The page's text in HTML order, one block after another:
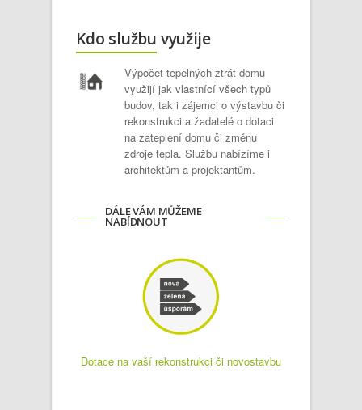
Kdo službu využije
Výpočet tepelných ztrát domu
využijí jak vlastnící všech typů
budov, tak i zájemci o výstavbu či
rekonstrukci a žadatelé o dotaci
na zateplení domu či změnu
zdroje tepla. Službu nabízíme i
architektům a projektantům.
DÁLE VÁM MŮŽEME
NABÍDNOUT
Dotace na vaší rekonstrukci či novostavbu